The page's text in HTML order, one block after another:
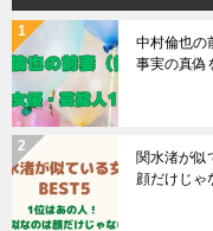
中村倫也の
事実の真偽
関水渚が似
顔だけじゃ